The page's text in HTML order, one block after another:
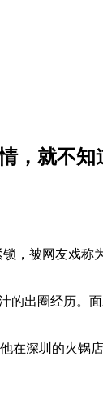
，就不知
，被网友戏称
的出圈经历。
在深圳的火锅